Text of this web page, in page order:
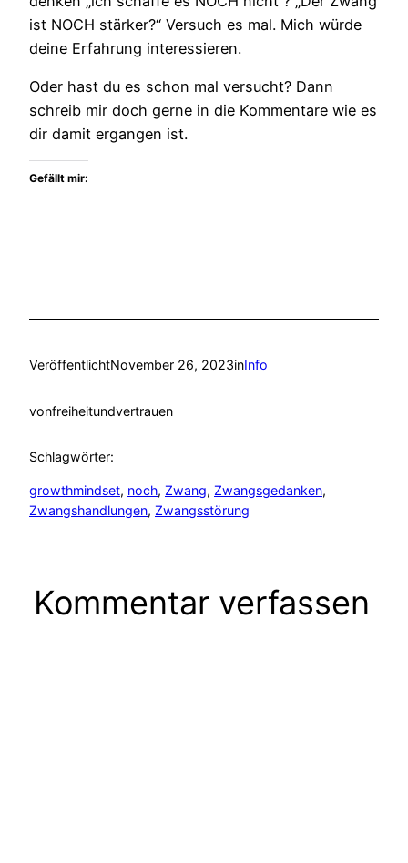
ist NOCH stärker?“ Versuch es mal. Mich würde
deine Erfahrung interessieren.
Oder hast du es schon mal versucht? Dann
schreib mir doch gerne in die Kommentare wie es
dir damit ergangen ist.
Gefällt mir:
VeröffentlichtNovember 26, 2023inInfo
vonfreiheitundvertrauen
Schlagwörter:
growthmindset, noch, Zwang, Zwangsgedanken
Zwangshandlungen, Zwangsstörung
Kommentar verfassen